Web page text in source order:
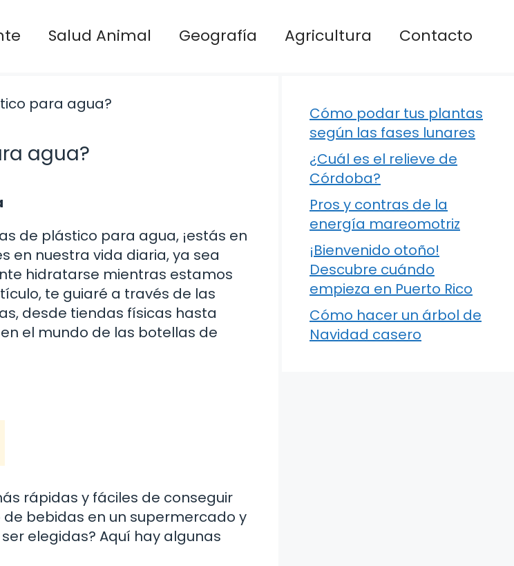
Salud Animal Geografía Agricultura Contacto
agua?
de plástico para agua, ¡estás en
en nuestra vida diaria, ya sea
hidratarse mientras estamos
te guiaré a través de las
desde tiendas físicas hasta
el mundo de las botellas de
rápidas y fáciles de conseguir
bebidas en un supermercado y
elegidas? Aquí hay algunas
Cómo podar tus plantas
según las fases lunares
¿Cuál es el relieve de
Córdoba?
Pros y contras de la
energía mareomotriz
¡Bienvenido otoño!
Descubre cuándo
empieza en Puerto Rico
Cómo hacer un árbol de
Navidad casero